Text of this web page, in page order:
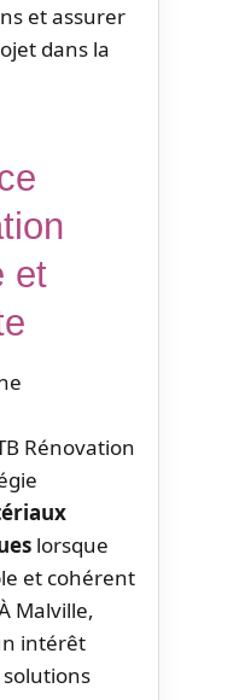
et assurer
dans la
et
Rénovation
lorsque
et cohérent
Malville,
intérêt